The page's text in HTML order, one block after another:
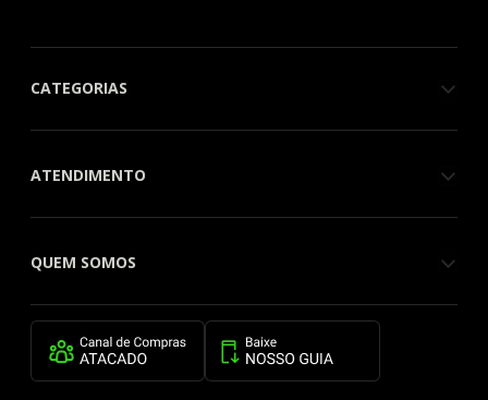
CATEGORIAS
ATENDIMENTO
QUEM SOMOS